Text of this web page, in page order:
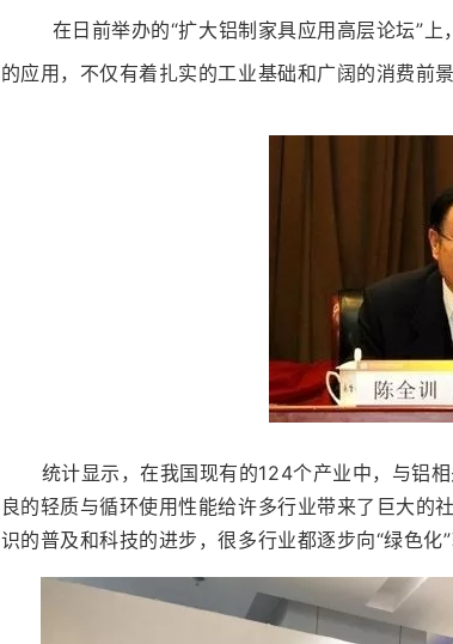
在日前举办的“扩大铝制家具应用高层论坛”
的应用，不仅有着扎实的工业基础和广阔的消费前
统计显示，在我国现有的124个产业中，与铝
良的轻质与循环使用性能给许多行业带来了巨大的
识的普及和科技的进步，很多行业都逐步向“绿色化